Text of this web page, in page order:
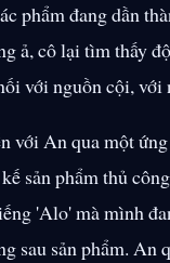
phẩm đang dần
ả, cô lại tìm thấy
với nguồn cội,
với An qua một
sản phẩm thủ
'Alo' mà mình
sau sản phẩm.